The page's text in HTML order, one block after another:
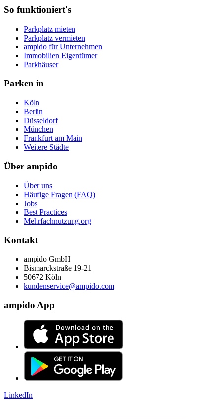
So funktioniert's
Parkplatz mieten
Parkplatz vermieten
ampido für Unternehmen
Immobilien Eigentümer
Parkhäuser
Parken in
Köln
Berlin
Düsseldorf
München
Frankfurt am Main
Weitere Städte
Über ampido
Über uns
Häufige Fragen (FAQ)
Jobs
Best Practices
Mehrfachnutzung.org
Kontakt
ampido GmbH
Bismarckstraße 19-21
50672 Köln
kundenservice@ampido.com
ampido App
LinkedIn